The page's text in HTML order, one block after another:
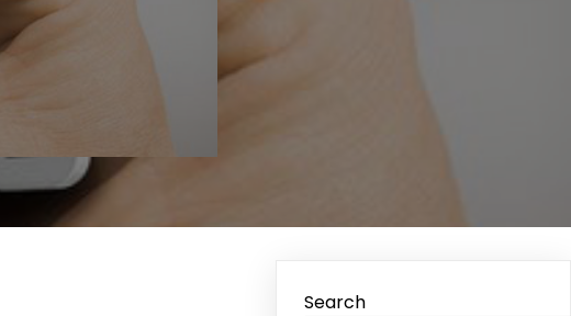
Search